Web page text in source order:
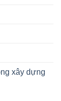
xây dựng